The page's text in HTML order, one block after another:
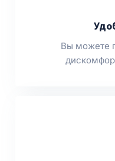
Вы можете